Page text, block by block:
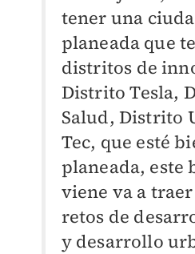
tener una
planeada que
distritos de
Distrito Tesla,
Salud, Distrito
Tec, que esté
planeada, este
viene va a
retos de
y desarrollo